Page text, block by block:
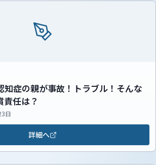
知症の親が事故！トラブル！そんな
責任は？
日
詳細へ